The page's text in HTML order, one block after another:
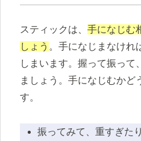
スティックは、 手になじむ
しょう 。手になじまなけれ
しまいます。握って振って
ましょう。手になじむかど
す。
振ってみて、重すぎた